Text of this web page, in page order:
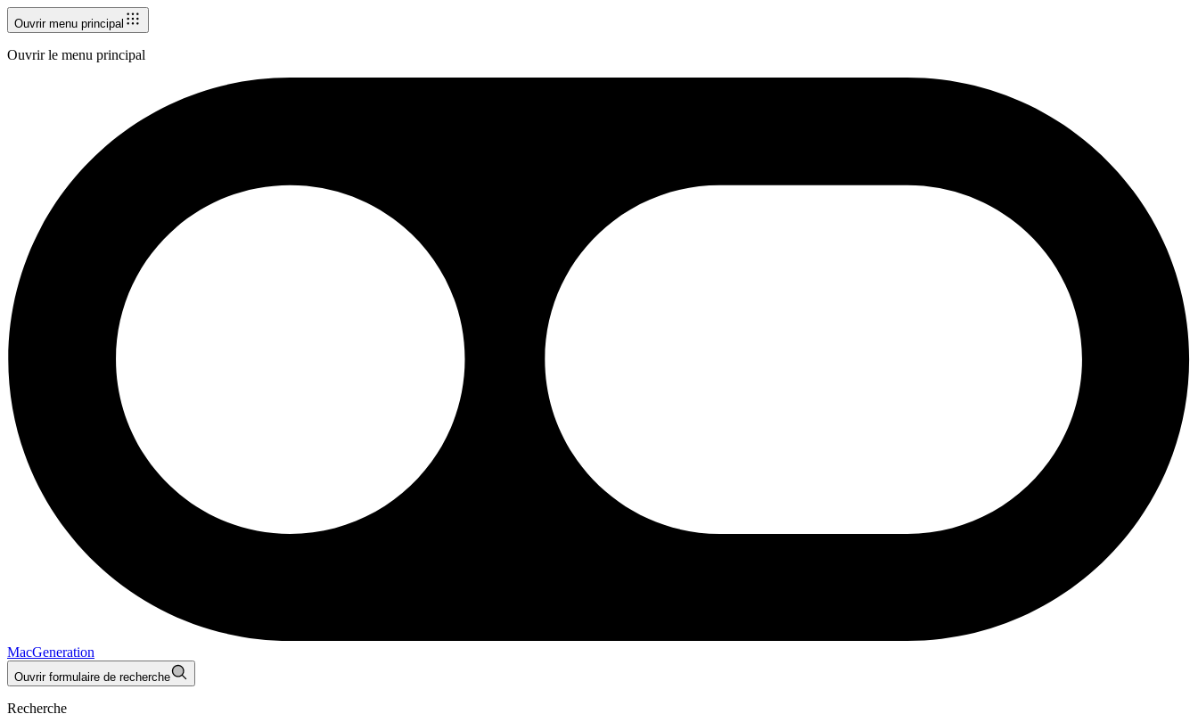
Ouvrir menu principal
Ouvrir le menu principal
MacGeneration
Ouvrir formulaire de recherche
Recherche